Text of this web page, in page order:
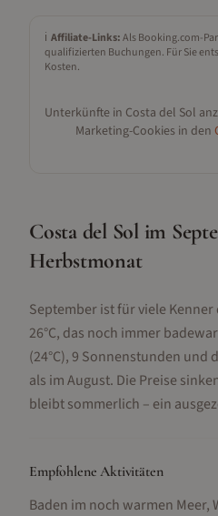
ℹ️ Affiliate-Links:Als Booking.com-
qualifizierten Buchungen. Für Sie
Kosten.
Unterkünfte in Costa del Sol
Marketing-Cookies in den
Costa del Sol im
Herbstmonat
September ist für viele
26°C, das noch immer
(24°C), 9 Sonnenstunden
als im August. Die Preise
bleibt sommerlich – ein
Empfohlene Aktivitäten
Baden im noch warmen Meer,